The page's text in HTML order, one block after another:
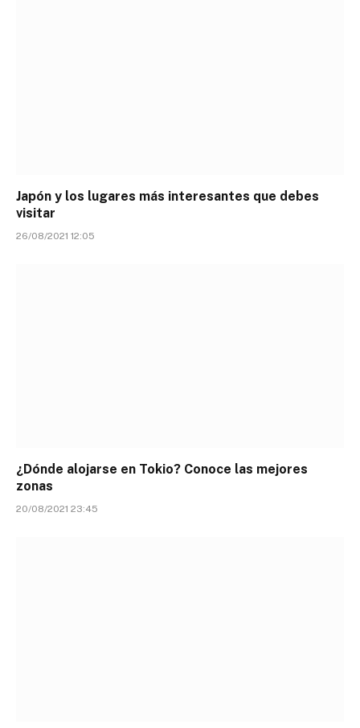
Japón y los lugares más interesantes que debes
visitar
26/08/2021 12:05
¿Dónde alojarse en Tokio? Conoce las mejores
zonas
20/08/2021 23:45